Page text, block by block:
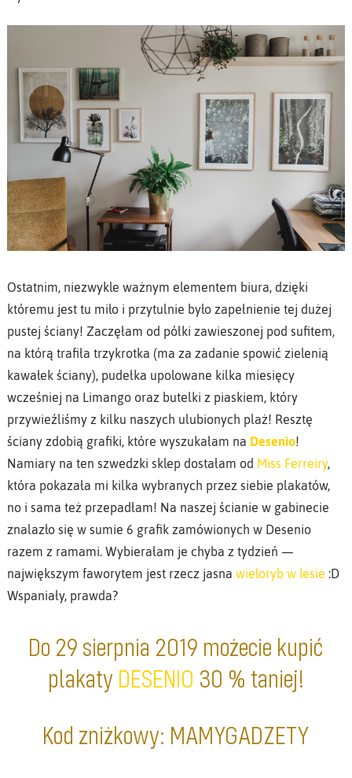
Ostatnim, niezwykle ważnym elementem biura, dzięki
któremu jest tu miło i przytulnie było zapełnienie tej dużej
pustej ściany! Zaczęłam od półki zawieszonej pod sufitem,
na którą trafiła trzykrotka (ma za zadanie spowić zielenią
kawałek ściany), pudełka upolowane kilka miesięcy
wcześniej na Limango oraz butelki z piaskiem, który
przywieźliśmy z kilku naszych ulubionych plaż! Resztę
ściany zdobią grafiki, które wyszukałam na Desenio!
Namiary na ten szwedzki sklep dostałam od Miss Ferreiry,
która pokazała mi kilka wybranych przez siebie plakatów,
no i sama też przepadłam! Na naszej ścianie w gabinecie
znalazło się w sumie 6 grafik zamówionych w Desenio
razem z ramami. Wybierałam je chyba z tydzień —
największym faworytem jest rzecz jasna wieloryb w lesie :D
Wspaniały, prawda?
Do 29 sierpnia 2019 możecie kupić
plakaty DESENIO 30 % taniej!
Kod zniżkowy: MAMYGADZETY